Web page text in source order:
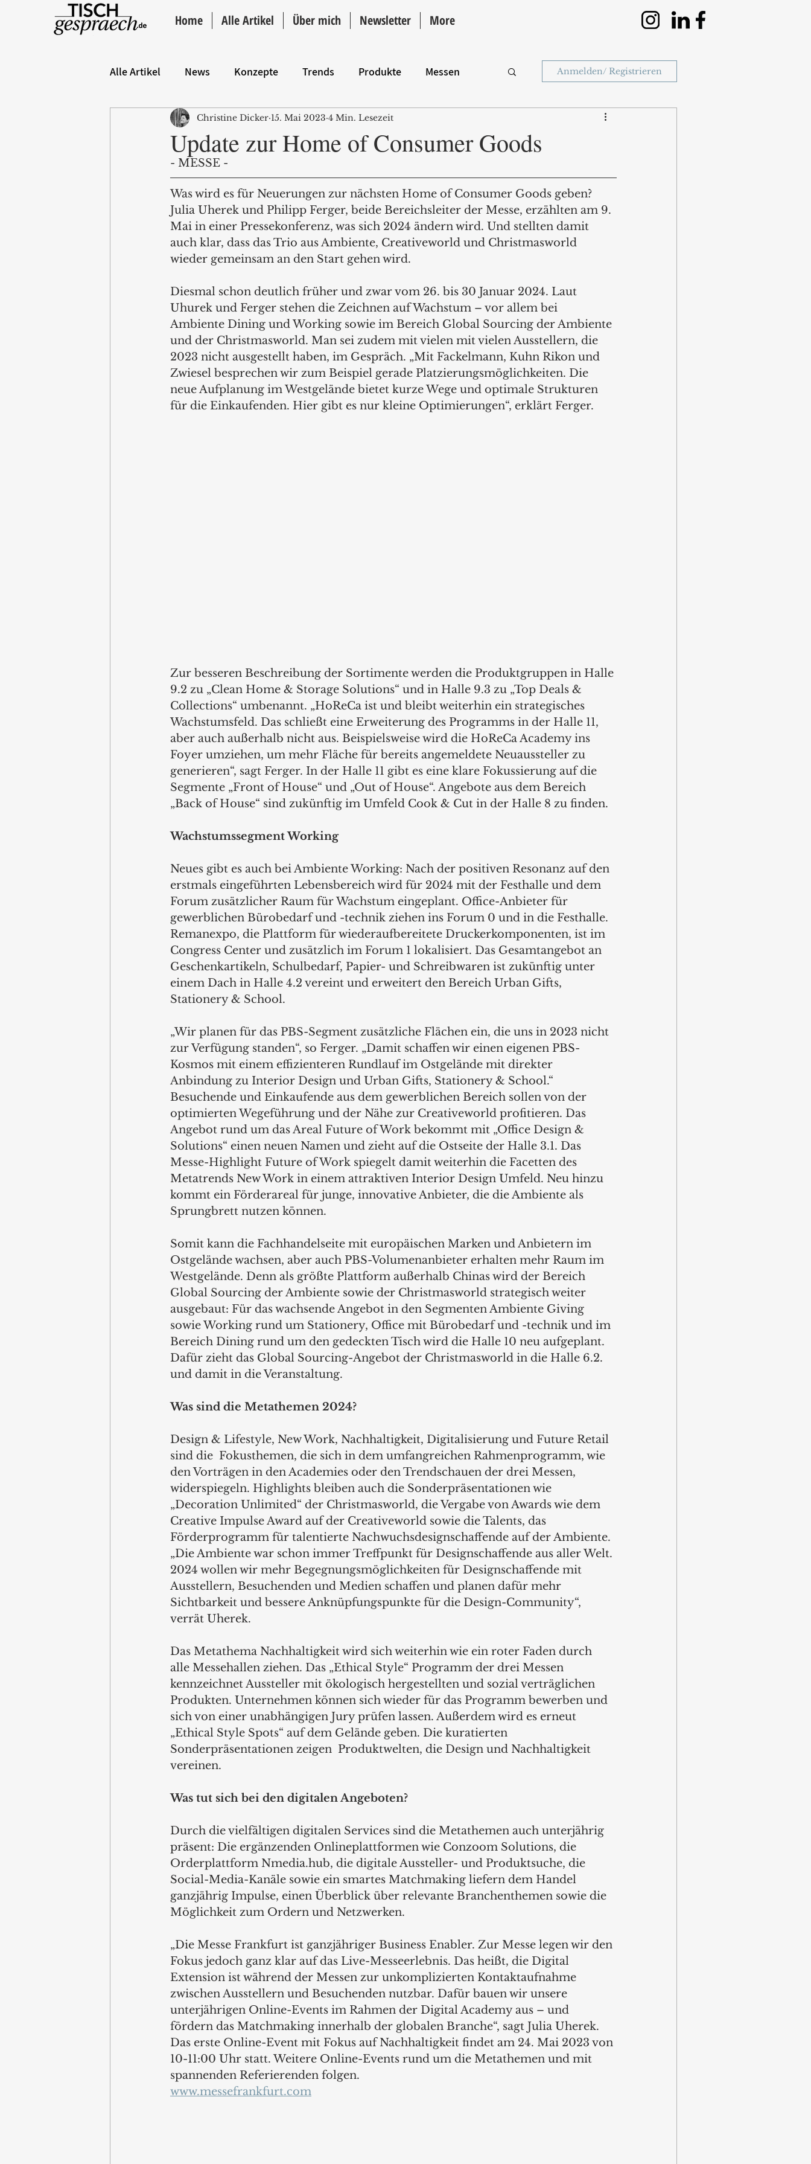
Home Alle Artikel Über mich Newsletter More
Alle Artikel News Konzepte Trends Produkte Messen
Hintergrund ANZEIGE Intro
Anmelden/ Registrieren
Update zur Home of Consumer Goods
Christine Dicker 15. Mai 2023 4 Min. Lesezeit
- MESSE -
Was wird es für Neuerungen zur nächsten Home of Consumer Goods geben?
Julia Uherek und Philipp Ferger, beide Bereichsleiter der Messe, erzählten am 9.
Mai in einer Pressekonferenz, was sich 2024 ändern wird. Und stellten damit
auch klar, dass das Trio aus Ambiente, Creativeworld und Christmasworld
wieder gemeinsam an den Start gehen wird.
Diesmal schon deutlich früher und zwar vom 26. bis 30 Januar 2024. Laut
Uhurek und Ferger stehen die Zeichnen auf Wachstum – vor allem bei
Ambiente Dining und Working sowie im Bereich Global Sourcing der Ambiente
und der Christmasworld. Man sei zudem mit vielen mit vielen Ausstellern, die
2023 nicht ausgestellt haben, im Gespräch. „Mit Fackelmann, Kuhn Rikon und
Zwiesel besprechen wir zum Beispiel gerade Platzierungsmöglichkeiten. Die
neue Aufplanung im Westgelände bietet kurze Wege und optimale Strukturen
für die Einkaufenden. Hier gibt es nur kleine Optimierungen“, erklärt Ferger.
Zur besseren Beschreibung der Sortimente werden die Produktgruppen in Halle
9.2 zu „Clean Home & Storage Solutions“ und in Halle 9.3 zu „Top Deals &
Collections“ umbenannt. „HoReCa ist und bleibt weiterhin ein strategisches
Wachstumsfeld. Das schließt eine Erweiterung des Programms in der Halle 11,
aber auch außerhalb nicht aus. Beispielsweise wird die HoReCa Academy ins
Foyer umziehen, um mehr Fläche für bereits angemeldete Neuaussteller zu
generieren“, sagt Ferger. In der Halle 11 gibt es eine klare Fokussierung auf die
Segmente „Front of House“ und „Out of House“. Angebote aus dem Bereich
„Back of House“ sind zukünftig im Umfeld Cook & Cut in der Halle 8 zu finden.
Wachstumssegment Working
Neues gibt es auch bei Ambiente Working: Nach der positiven Resonanz auf den
erstmals eingeführten Lebensbereich wird für 2024 mit der Festhalle und dem
Forum zusätzlicher Raum für Wachstum eingeplant. Office-Anbieter für
gewerblichen Bürobedarf und -technik ziehen ins Forum 0 und in die Festhalle.
Remanexpo, die Plattform für wiederaufbereitete Druckerkomponenten, ist im
Congress Center und zusätzlich im Forum 1 lokalisiert. Das Gesamtangebot an
Geschenkartikeln, Schulbedarf, Papier- und Schreibwaren ist zukünftig unter
einem Dach in Halle 4.2 vereint und erweitert den Bereich Urban Gifts,
Stationery & School.
„Wir planen für das PBS-Segment zusätzliche Flächen ein, die uns in 2023 nicht
zur Verfügung standen“, so Ferger. „Damit schaffen wir einen eigenen PBS-
Kosmos mit einem effizienteren Rundlauf im Ostgelände mit direkter
Anbindung zu Interior Design und Urban Gifts, Stationery & School.“
Besuchende und Einkaufende aus dem gewerblichen Bereich sollen von der
optimierten Wegeführung und der Nähe zur Creativeworld profitieren. Das
Angebot rund um das Areal Future of Work bekommt mit „Office Design &
Solutions“ einen neuen Namen und zieht auf die Ostseite der Halle 3.1. Das
Messe-Highlight Future of Work spiegelt damit weiterhin die Facetten des
Metatrends New Work in einem attraktiven Interior Design Umfeld. Neu hinzu
kommt ein Förderareal für junge, innovative Anbieter, die die Ambiente als
Sprungbrett nutzen können.
Somit kann die Fachhandelseite mit europäischen Marken und Anbietern im
Ostgelände wachsen, aber auch PBS-Volumenanbieter erhalten mehr Raum im
Westgelände. Denn als größte Plattform außerhalb Chinas wird der Bereich
Global Sourcing der Ambiente sowie der Christmasworld strategisch weiter
ausgebaut: Für das wachsende Angebot in den Segmenten Ambiente Giving
sowie Working rund um Stationery, Office mit Bürobedarf und -technik und im
Bereich Dining rund um den gedeckten Tisch wird die Halle 10 neu aufgeplant.
Dafür zieht das Global Sourcing-Angebot der Christmasworld in die Halle 6.2.
und damit in die Veranstaltung.
Was sind die Metathemen 2024?
Design & Lifestyle, New Work, Nachhaltigkeit, Digitalisierung und Future Retail
sind die  Fokusthemen, die sich in dem umfangreichen Rahmenprogramm, wie
den Vorträgen in den Academies oder den Trendschauen der drei Messen,
widerspiegeln. Highlights bleiben auch die Sonderpräsentationen wie
„Decoration Unlimited“ der Christmasworld, die Vergabe von Awards wie dem
Creative Impulse Award auf der Creativeworld sowie die Talents, das
Förderprogramm für talentierte Nachwuchsdesignschaffende auf der Ambiente.
„Die Ambiente war schon immer Treffpunkt für Designschaffende aus aller Welt.
2024 wollen wir mehr Begegnungsmöglichkeiten für Designschaffende mit
Ausstellern, Besuchenden und Medien schaffen und planen dafür mehr
Sichtbarkeit und bessere Anknüpfungspunkte für die Design-Community“,
verrät Uherek.
Das Metathema Nachhaltigkeit wird sich weiterhin wie ein roter Faden durch
alle Messehallen ziehen. Das „Ethical Style“ Programm der drei Messen
kennzeichnet Aussteller mit ökologisch hergestellten und sozial verträglichen
Produkten. Unternehmen können sich wieder für das Programm bewerben und
sich von einer unabhängigen Jury prüfen lassen. Außerdem wird es erneut
„Ethical Style Spots“ auf dem Gelände geben. Die kuratierten
Sonderpräsentationen zeigen  Produktwelten, die Design und Nachhaltigkeit
vereinen.
Was tut sich bei den digitalen Angeboten?
Durch die vielfältigen digitalen Services sind die Metathemen auch unterjährig
präsent: Die ergänzenden Onlineplattformen wie Conzoom Solutions, die
Orderplattform Nmedia.hub, die digitale Aussteller- und Produktsuche, die
Social-Media-Kanäle sowie ein smartes Matchmaking liefern dem Handel
ganzjährig Impulse, einen Überblick über relevante Branchenthemen sowie die
Möglichkeit zum Ordern und Netzwerken.
„Die Messe Frankfurt ist ganzjähriger Business Enabler. Zur Messe legen wir den
Fokus jedoch ganz klar auf das Live-Messeerlebnis. Das heißt, die Digital
Extension ist während der Messen zur unkomplizierten Kontaktaufnahme
zwischen Ausstellern und Besuchenden nutzbar. Dafür bauen wir unsere
unterjährigen Online-Events im Rahmen der Digital Academy aus – und
fördern das Matchmaking innerhalb der globalen Branche“, sagt Julia Uherek.
Das erste Online-Event mit Fokus auf Nachhaltigkeit findet am 24. Mai 2023 von
10-11:00 Uhr statt. Weitere Online-Events rund um die Metathemen und mit
spannenden Referierenden folgen.
www.messefrankfurt.com